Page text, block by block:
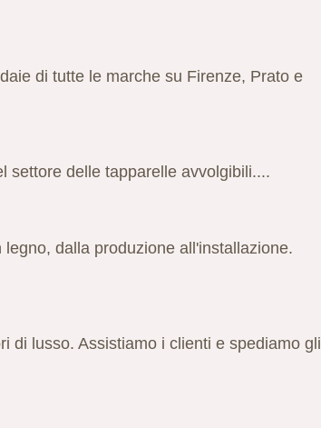
di tutte le marche su Firenze, Prato e
settore delle tapparelle avvolgibili....
dalla produzione all'installazione.
di lusso. Assistiamo i clienti e spediamo gli